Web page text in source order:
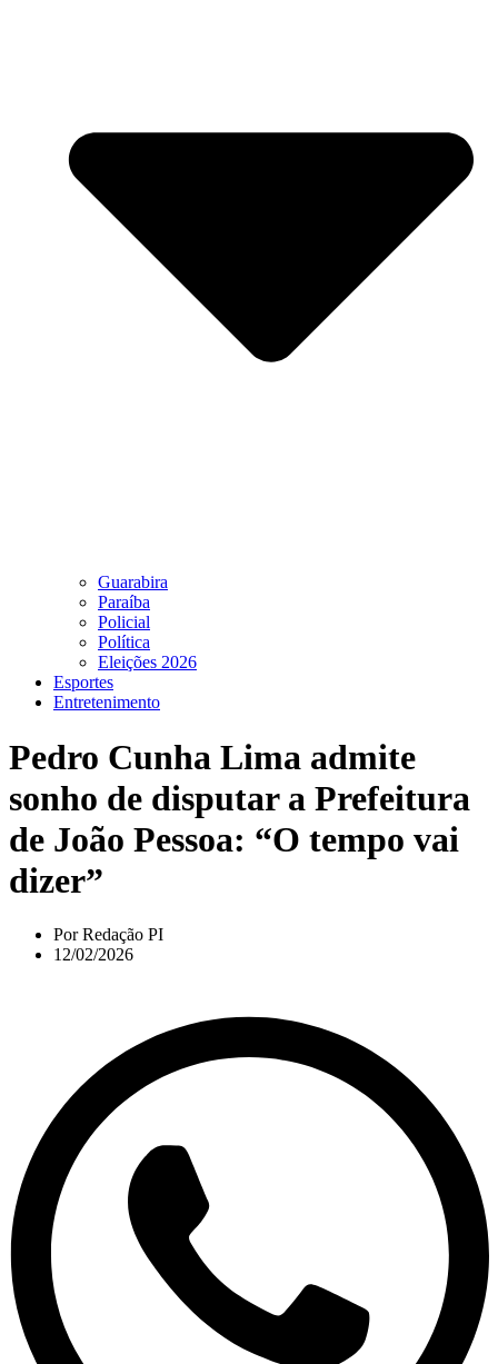
Guarabira
Paraíba
Policial
Política
Eleições 2026
Esportes
Entretenimento
Pedro Cunha Lima admite
sonho de disputar a Prefeitura
de João Pessoa: “O tempo vai
dizer”
PorRedação PI
12/02/2026